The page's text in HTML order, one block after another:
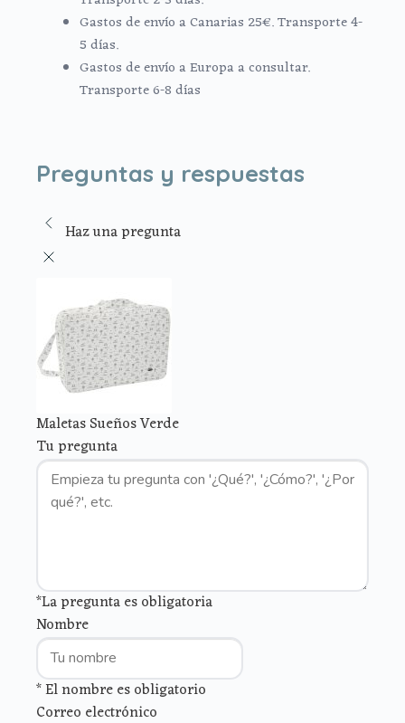
Gastos de envío a Canarias 25€. Transporte 4-
5 días.
Gastos de envío a Europa a consultar.
Transporte 6-8 días
Preguntas y respuestas
Haz una pregunta
Maletas Sueños Verde
Tu pregunta
*La pregunta es obligatoria
Nombre
* El nombre es obligatorio
Correo electrónico